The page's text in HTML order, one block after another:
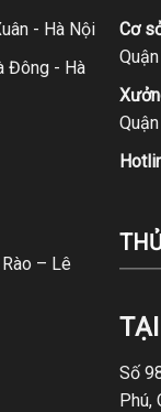
- Hà Nội
Đông - Hà
– Lê
Cơ
Số
Phú,